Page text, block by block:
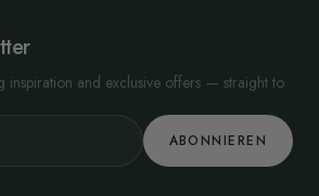
inspiration and exclusive offers — straight to
ABONNIEREN